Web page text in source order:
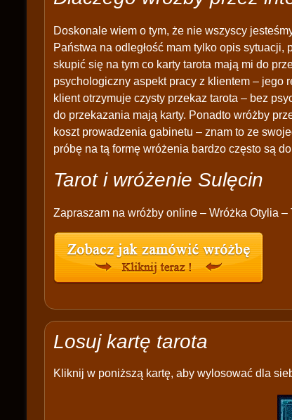
Doskonale wiem o tym, że nie wszyscy
Państwa na odległość mam tylko opis
skupić się na tym co karty tarota mają mi do
psychologiczny aspekt pracy z klientem – jego
klient otrzymuje czysty przekaz tarota – bez
do przekazania mają karty. Ponadto wróżby
koszt prowadzenia gabinetu – znam to ze
próbę na tą formę wróżenia bardzo często są
Tarot i wróżenie Sulęcin
Zapraszam na wróżby online – Wróżka Otylia –
Losuj kartę tarota
Kliknij w poniższą kartę, aby wylosować dla